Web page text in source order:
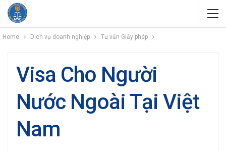
Home Dịch vụ doanh nghiệp Tư vấn Giấy phép
Visa Cho Người
Nước Ngoài Tại Việt
Nam